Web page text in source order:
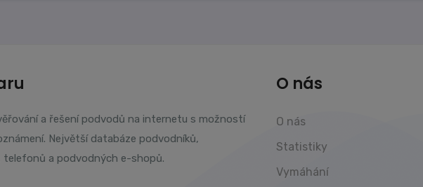
a řešení podvodů na internetu s možností
Největší databáze podvodníků,
telefonů a podvodných e-shopů.
O nás
O nás
Statistiky
Vymáhání